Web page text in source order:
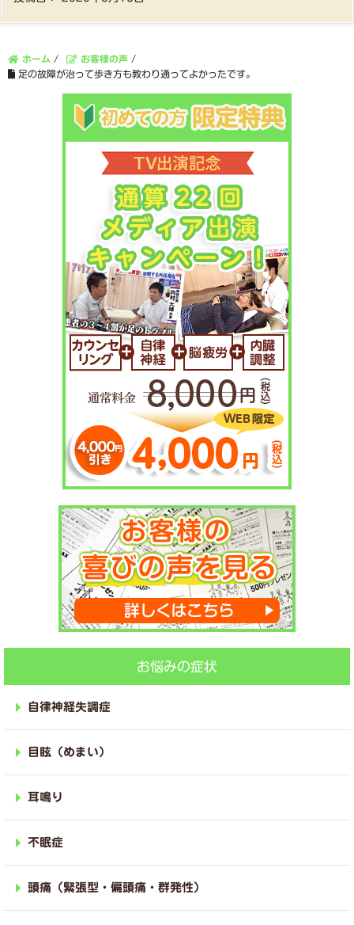
ホーム / お客様の声 /
足の故障が治って歩き方も教わり通ってよかったです。
お悩みの症状
自律神経失調症
目眩（めまい）
耳鳴り
不眠症
頭痛（緊張型・偏頭痛・群発性）